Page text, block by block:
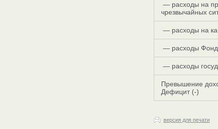
— расходы на
чрезвычайных
— расходы на
— расходы
— расходы
Превышение
Дефицит (-)
версия для печати